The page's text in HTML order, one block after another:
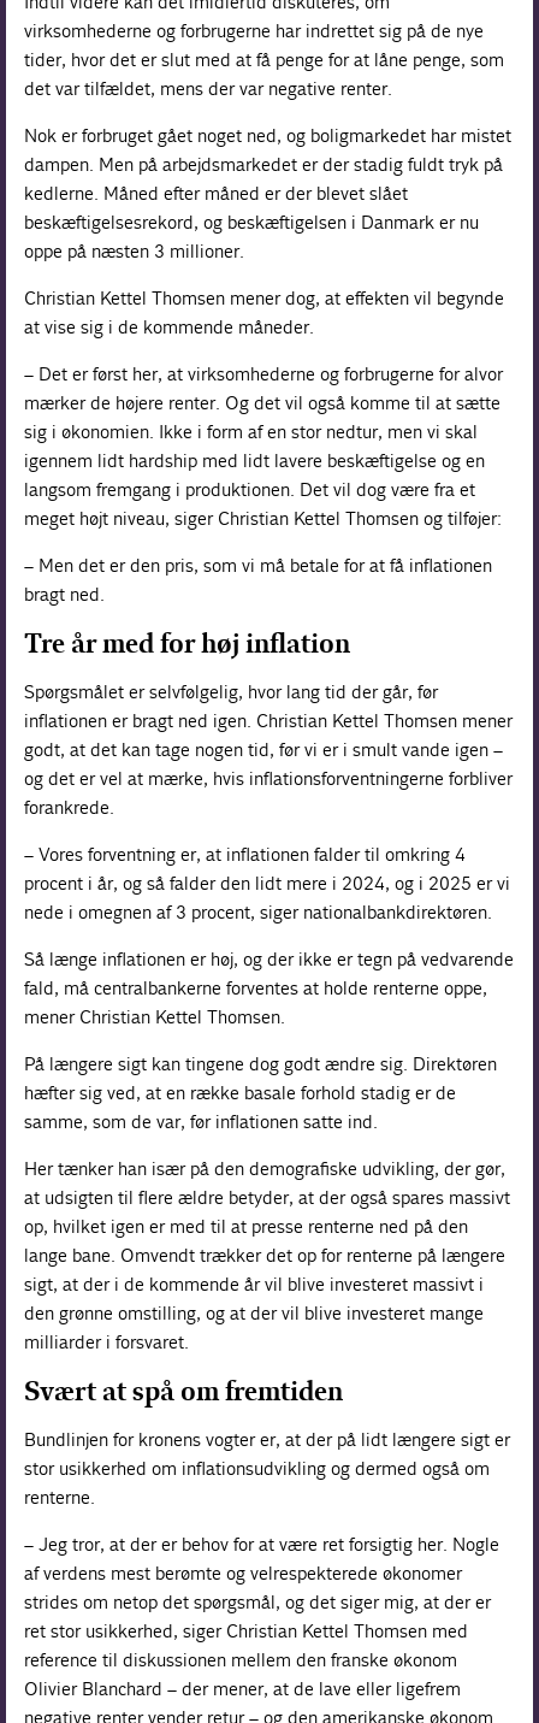
virksomhederne og forbrugerne har indrettet sig på de nye
tider, hvor det er slut med at få penge for at låne penge, som
det var tilfældet, mens der var negative renter.
Nok er forbruget gået noget ned, og boligmarkedet har mistet
dampen. Men på arbejdsmarkedet er der stadig fuldt tryk på
kedlerne. Måned efter måned er der blevet slået
beskæftigelsesrekord, og beskæftigelsen i Danmark er nu
oppe på næsten 3 millioner.
Christian Kettel Thomsen mener dog, at effekten vil begynde
at vise sig i de kommende måneder.
– Det er først her, at virksomhederne og forbrugerne for alvor
mærker de højere renter. Og det vil også komme til at sætte
sig i økonomien. Ikke i form af en stor nedtur, men vi skal
igennem lidt hardship med lidt lavere beskæftigelse og en
langsom fremgang i produktionen. Det vil dog være fra et
meget højt niveau, siger Christian Kettel Thomsen og tilføjer:
– Men det er den pris, som vi må betale for at få inflationen
bragt ned.
Tre år med for høj inflation
Spørgsmålet er selvfølgelig, hvor lang tid der går, før
inflationen er bragt ned igen. Christian Kettel Thomsen mener
godt, at det kan tage nogen tid, før vi er i smult vande igen –
og det er vel at mærke, hvis inflationsforventningerne forbliver
forankrede.
– Vores forventning er, at inflationen falder til omkring 4
procent i år, og så falder den lidt mere i 2024, og i 2025 er vi
nede i omegnen af 3 procent, siger nationalbankdirektøren.
Så længe inflationen er høj, og der ikke er tegn på vedvarende
fald, må centralbankerne forventes at holde renterne oppe,
mener Christian Kettel Thomsen.
På længere sigt kan tingene dog godt ændre sig. Direktøren
hæfter sig ved, at en række basale forhold stadig er de
samme, som de var, før inflationen satte ind.
Her tænker han især på den demografiske udvikling, der gør,
at udsigten til flere ældre betyder, at der også spares massivt
op, hvilket igen er med til at presse renterne ned på den
lange bane. Omvendt trækker det op for renterne på længere
sigt, at der i de kommende år vil blive investeret massivt i
den grønne omstilling, og at der vil blive investeret mange
milliarder i forsvaret.
Svært at spå om fremtiden
Bundlinjen for kronens vogter er, at der på lidt længere sigt er
stor usikkerhed om inflationsudvikling og dermed også om
renterne.
– Jeg tror, at der er behov for at være ret forsigtig her. Nogle
af verdens mest berømte og velrespekterede økonomer
strides om netop det spørgsmål, og det siger mig, at der er
ret stor usikkerhed, siger Christian Kettel Thomsen med
reference til diskussionen mellem den franske økonom
Olivier Blanchard – der mener, at de lave eller ligefrem
negative renter vender retur – og den amerikanske økonom